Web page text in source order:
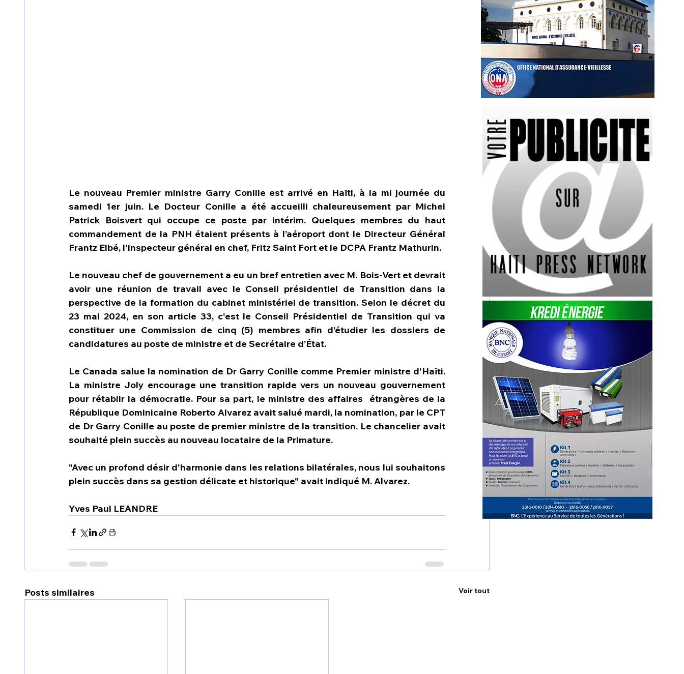
Le nouveau Premier ministre Garry Conille est arrivé en Haïti, à la mi journée du
samedi 1er juin. Le Docteur Conille a été accueilli chaleureusement par Michel
Patrick Boisvert qui occupe ce poste par intérim. Quelques membres du haut
commandement de la PNH étaient présents à l’aéroport dont le Directeur Général
Frantz Elbé, l'inspecteur général en chef, Fritz Saint Fort et le DCPA Frantz Mathurin.
Le nouveau chef de gouvernement a eu un bref entretien avec M. Bois-Vert et devrait
avoir une réunion de travail avec le Conseil présidentiel de Transition dans la
perspective de la formation du cabinet ministériel de transition. Selon le décret du
23 mai 2024, en son article 33, c'est le Conseil Présidentiel de Transition qui va
constituer une Commission de cinq (5) membres afin d’étudier les dossiers de
candidatures au poste de ministre et de Secrétaire d’État.
Le Canada salue la nomination de Dr Garry Conille comme Premier ministre d'Haïti.
La ministre Joly encourage une transition rapide vers un nouveau gouvernement
pour rétablir la démocratie. Pour sa part, le ministre des affaires  étrangères de la
République Dominicaine Roberto Alvarez avait salué mardi, la nomination, par le CPT
de Dr Garry Conille au poste de premier ministre de la transition. Le chancelier avait
souhaité plein succès au nouveau locataire de la Primature.
"Avec un profond désir d'harmonie dans les relations bilatérales, nous lui souhaitons
plein succès dans sa gestion délicate et historique" avait indiqué M. Alvarez.
Yves Paul LEANDRE
Posts similaires Voir tout